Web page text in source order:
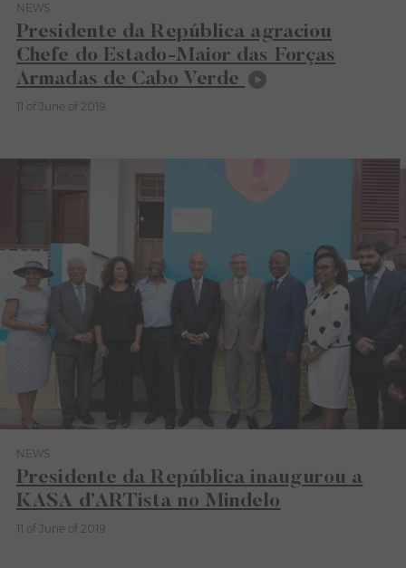
Category News
NEWS
Presidente da República agraciou
Chefe do Estado-Maior das Forças
Armadas de Cabo Verde
11 of June of 2019
Category News
NEWS
Presidente da República inaugurou a
KASA d’ARTista no Mindelo
11 of June of 2019